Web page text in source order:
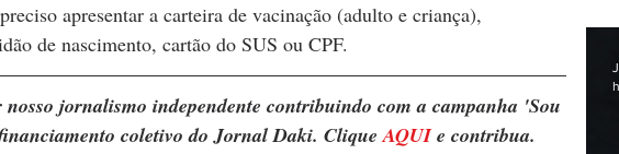
apresentar a carteira de vacinação (adulto e criança),
de nascimento, cartão do SUS ou CPF.
jornalismo independente contribuindo com a campanha 'Sou
coletivo do Jornal Daki. Clique AQUI e contribua.